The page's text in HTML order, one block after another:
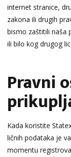
internet stranice,
zakona ili drugih
bismo zaštitili naša
ili bilo kog drugog
Pravni
Kada koristite
ličnih podataka je
momentu